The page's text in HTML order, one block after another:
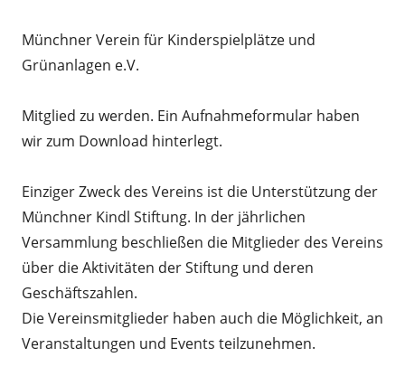
Münchner Verein für Kinderspielplätze und
Grünanlagen e.V.
Mitglied zu werden. Ein Aufnahmeformular haben
wir zum Download hinterlegt.
Einziger Zweck des Vereins ist die Unterstützung der
Münchner Kindl Stiftung. In der jährlichen
Versammlung beschließen die Mitglieder des Vereins
über die Aktivitäten der Stiftung und deren
Geschäftszahlen.
Die Vereinsmitglieder haben auch die Möglichkeit, an
Veranstaltungen und Events teilzunehmen.